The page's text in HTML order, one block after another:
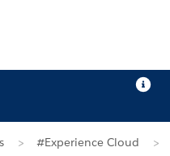
#Experience Cloud